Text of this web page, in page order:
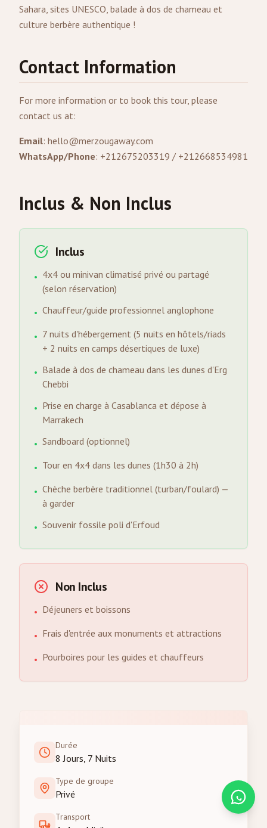
Sahara, sites UNESCO, balade à dos de chameau et
culture berbère authentique !
Contact Information
For more information or to book this tour, please
contact us at:
Email: hello@merzougaway.com
WhatsApp/Phone: +212675203319 / +212668534981
Inclus & Non Inclus
Inclus
• 4x4 ou minivan climatisé privé ou partagé
(selon réservation)
• Chauffeur/guide professionnel anglophone
• 7 nuits d'hébergement (5 nuits en hôtels/riads
+ 2 nuits en camps désertiques de luxe)
• Balade à dos de chameau dans les dunes d'Erg
Chebbi
• Prise en charge à Casablanca et dépose à
Marrakech
• Sandboard (optionnel)
• Tour en 4x4 dans les dunes (1h30 à 2h)
• Chèche berbère traditionnel (turban/foulard) —
à garder
• Souvenir fossile poli d'Erfoud
Non Inclus
• Déjeuners et boissons
• Frais d'entrée aux monuments et attractions
• Pourboires pour les guides et chauffeurs
Durée
8 Jours, 7 Nuits
Type de groupe
Privé
Transport